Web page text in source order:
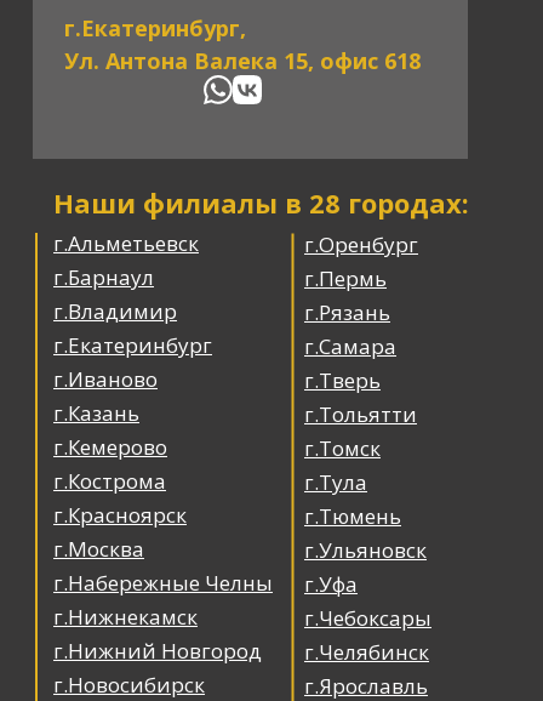
г.Оренбург
г.Пермь
г.Рязань
г.Самара
г.Тверь
г.Тольятти
г.Томск
г.Тула
г.Тюмень
г.Ульяновск
г.Уфа
г.Чебоксары
г.Челябинск
г.Ярославль
г.Альметьевск
г.Барнаул
г.Владимир
г.Екатеринбург
г.Иваново
г.Казань
г.Кемерово
г.Кострома
г.Красноярск
г.Москва
г.Набережные Челны
г.Нижнекамск
г.Нижний Новгород
г.Новосибирск
Наши филиалы в 28 городах:
г.Екатеринбург,
Ул. Антона Валека 15, офис 618